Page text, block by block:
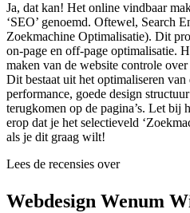
Ja, dat kan! Het online vindbaar
‘SEO’ genoemd. Oftewel, Search
Zoekmachine Optimalisatie). Dit
on-page en off-page optimalisatie.
maken van de website controle
Dit bestaat uit het optimaliseren
performance, goede design
terugkomen op de pagina’s. Let bij
erop dat je het selectieveld
als je dit graag wilt!
Lees de recensies over
Webdesign Wenum